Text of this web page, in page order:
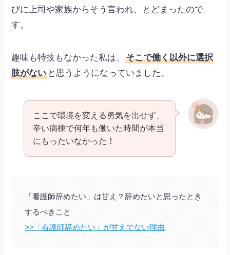
びに上司や家族からそう言われ、とどまったので
す。
趣味も特技もなかった私は、そこで働く以外に選択
肢がない と思うようになっていました。
ここで環境を変える勇気を出せず、
辛い病棟で何年も働いた時間が本当
にもったいなかった！
「看護師辞めたい」は甘え？辞めたいと思ったとき
するべきこと
>>「看護師辞めたい」が甘えでない理由